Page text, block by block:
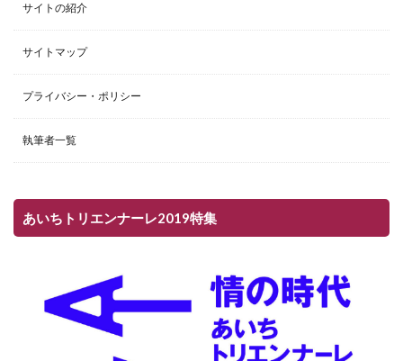
サイトの紹介
サイトマップ
プライバシー・ポリシー
執筆者一覧
あいちトリエンナーレ2019特集